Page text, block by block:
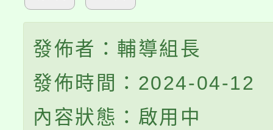
發佈者：輔導組長
發佈時間：2024-04-12
內容狀態：啟用中